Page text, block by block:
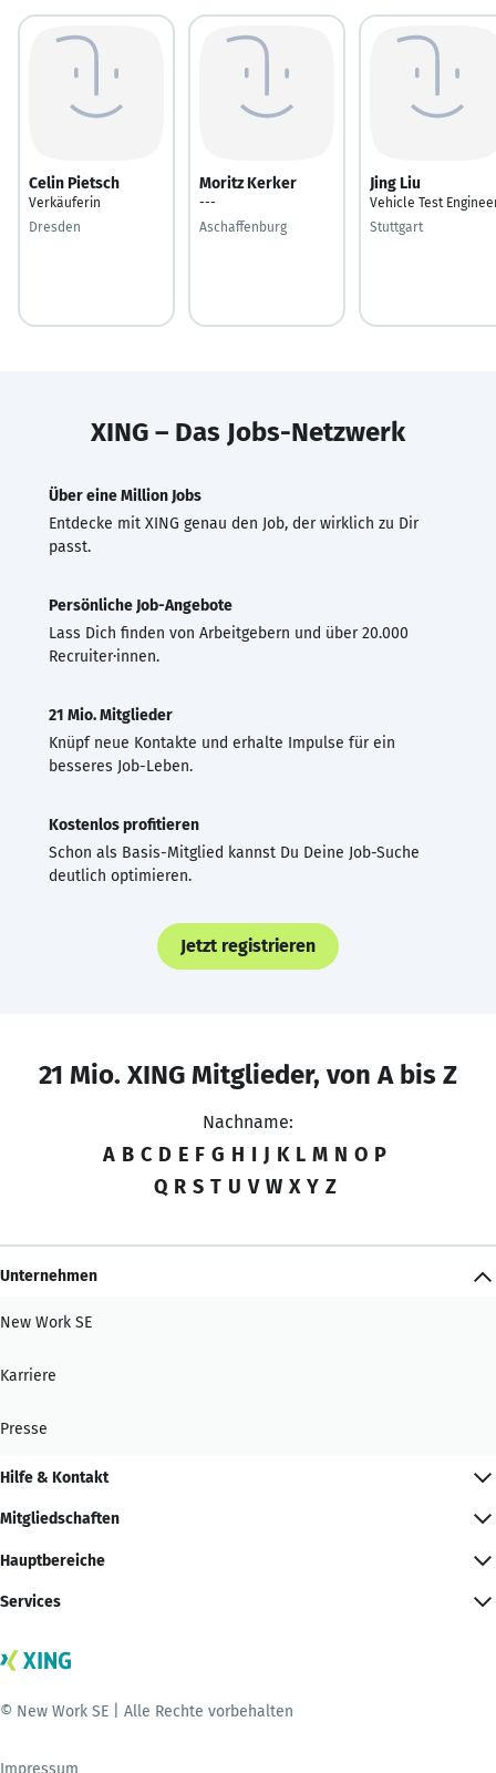
Celin Pietsch
Verkäuferin
Dresden
Moritz Kerker
---
Aschaffenburg
Jing Liu
Vehicle Test
Stuttgart
XING – Das Jobs-Netzwerk
Über eine Million Jobs
Entdecke mit XING genau den Job, der wirklich zu Dir
passt.
Persönliche Job-Angebote
Lass Dich finden von Arbeitgebern und über 20.000
Recruiter·innen.
21 Mio. Mitglieder
Knüpf neue Kontakte und erhalte Impulse für ein
besseres Job-Leben.
Kostenlos profitieren
Schon als Basis-Mitglied kannst Du Deine Job-Suche
deutlich optimieren.
Jetzt registrieren
21 Mio. XING Mitglieder, von A bis Z
Nachname:
A B C D E F G H I J K L M N O P
Q R S T U V W X Y Z
Unternehmen
New Work SE
Karriere
Presse
Hilfe & Kontakt
Mitgliedschaften
Hauptbereiche
Services
© New Work SE | Alle Rechte vorbehalten
Impressum